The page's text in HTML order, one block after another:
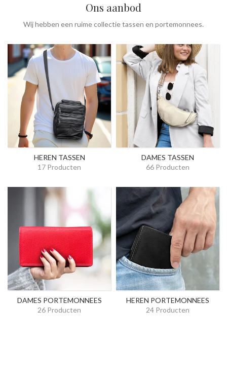
Ons aanbod
Wij hebben een ruime collectie tassen en portemonnees.
HEREN TASSEN
17 Producten
DAMES TASSEN
66 Producten
DAMES PORTEMONNEES
26 Producten
HEREN PORTEMONNEES
24 Producten